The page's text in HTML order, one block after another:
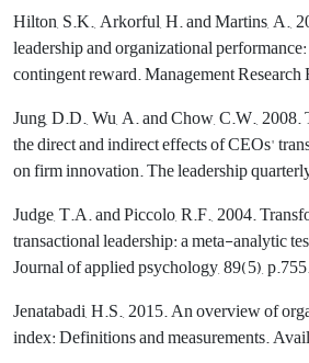
Hilton, S.K., Arkorful, H. and Martins, A.,
leadership and organizational
contingent reward. Management
Jung, D.D., Wu, A. and Chow, C.W.,
the direct and indirect effects of CEOs'
on firm innovation. The leadership
Judge, T.A. and Piccolo, R.F., 2004.
transactional leadership: a meta-analytic
Journal of applied psychology, 89(5),
Jenatabadi, H.S., 2015. An overview of
index: Definitions and measurements.